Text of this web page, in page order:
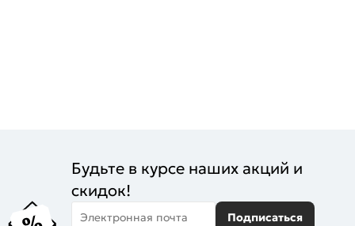
Будьте в курсе наших акций и
скидок!
Электронная почта Подписаться